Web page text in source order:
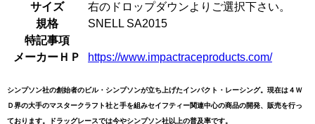
サイズ
右のドロップダウンよりご選択下さい。
規格
SNELL SA2015
特記事項
メーカーＨＰ
https://www.impactraceproducts.com/
シンプソン社の創始者のビル・シンプソンが立ち上げたインパクト・レーシング。現在は４Ｗ
Ｄ界の大手のマスタークラフト社と手を組みセイフティー関連中心の商品の開発、販売を行っ
ております。ドラッグレースでは今やシンプソン社以上の普及率です。